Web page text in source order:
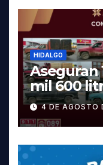
HIDALGO
Aseguran
mil 600
y dos
Tula
4 DE AGOSTO